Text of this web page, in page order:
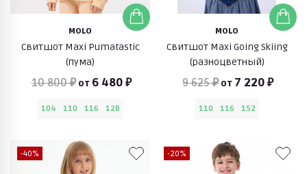
MOLO
Свитшот Maxi Pumatastic
(пума)
10 800 ₽ от 6 480 ₽
104 110 116 128
MOLO
Свитшот Maxi Going Skiing
(разноцветный)
9 625 ₽ от 7 220 ₽
110 116 152
-40% -20%